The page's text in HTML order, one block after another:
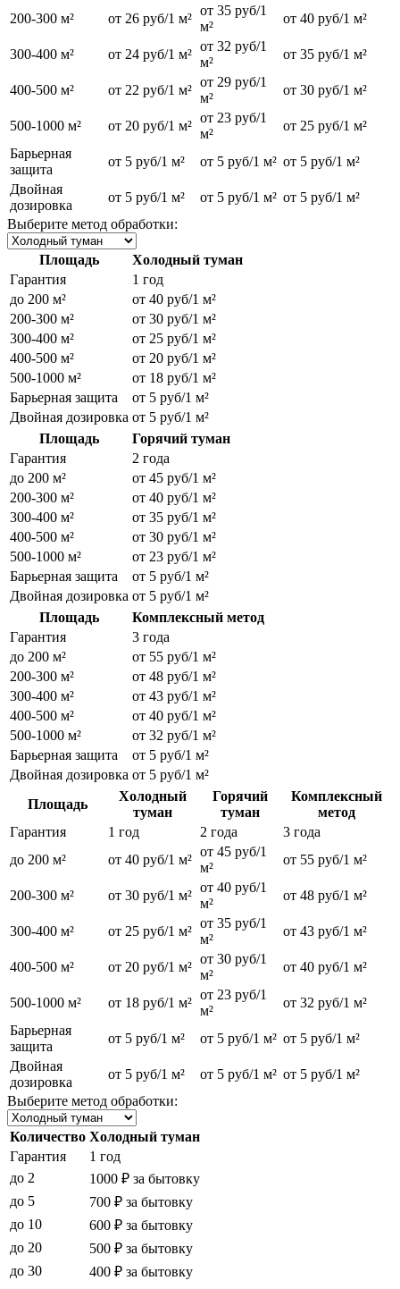
200-300 м² от 26 руб/1 м²
от 35 руб/1
м²
от 40 руб/1 м²
300-400 м² от 24 руб/1 м²
от 32 руб/1
м²
от 35 руб/1 м²
400-500 м² от 22 руб/1 м²
от 29 руб/1
м²
от 30 руб/1 м²
500-1000 м² от 20 руб/1 м²
от 23 руб/1
м²
от 25 руб/1 м²
Барьерная
защита
от 5 руб/1 м² от 5 руб/1 м² от 5 руб/1 м²
Двойная
дозировка
от 5 руб/1 м² от 5 руб/1 м² от 5 руб/1 м²
Выберите метод обработки:
Площадь
Холодный туман
Гарантия
1 год
до 200 м²
от 40 руб/1 м²
200-300 м²
от 30 руб/1 м²
300-400 м²
от 25 руб/1 м²
400-500 м²
от 20 руб/1 м²
500-1000 м²
от 18 руб/1 м²
Барьерная защита
от 5 руб/1 м²
Двойная дозировка от 5 руб/1 м²
Площадь
Горячий туман
Гарантия
2 года
до 200 м²
от 45 руб/1 м²
200-300 м²
от 40 руб/1 м²
300-400 м²
от 35 руб/1 м²
400-500 м²
от 30 руб/1 м²
500-1000 м²
от 23 руб/1 м²
Барьерная защита
от 5 руб/1 м²
Двойная дозировка от 5 руб/1 м²
Площадь
Комплексный метод
Гарантия
3 года
до 200 м²
от 55 руб/1 м²
200-300 м²
от 48 руб/1 м²
300-400 м²
от 43 руб/1 м²
400-500 м²
от 40 руб/1 м²
500-1000 м²
от 32 руб/1 м²
Барьерная защита
от 5 руб/1 м²
Двойная дозировка от 5 руб/1 м²
Площадь
Холодный
туман
Горячий
туман
Комплексный
метод
Гарантия
1 год 2 года
3 года
до 200 м²
от 40 руб/1 м²
от 45 руб/1
м²
от 55 руб/1 м²
200-300 м² от 30 руб/1 м²
от 40 руб/1
м²
от 48 руб/1 м²
300-400 м² от 25 руб/1 м²
от 35 руб/1
м²
от 43 руб/1 м²
400-500 м² от 20 руб/1 м²
от 30 руб/1
м²
от 40 руб/1 м²
500-1000 м² от 18 руб/1 м²
от 23 руб/1
м²
от 32 руб/1 м²
Барьерная
защита
от 5 руб/1 м² от 5 руб/1 м² от 5 руб/1 м²
Двойная
дозировка
от 5 руб/1 м² от 5 руб/1 м² от 5 руб/1 м²
Выберите метод обработки:
Количество Холодный туман
Гарантия
1 год
до 2
1000 ₽ за бытовку
до 5
700 ₽ за бытовку
до 10
600 ₽ за бытовку
до 20
500 ₽ за бытовку
до 30
400 ₽ за бытовку